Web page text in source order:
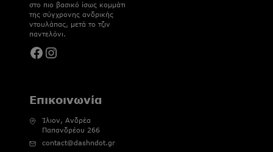
στο πιο βασικό ίσως κομμάτι
της σύγχρονης ανδρικής
ντουλάπας, μετά το τζιν
παντελόνι.
Facebook
Instagram
Επικοινωνία
Ίλιον, Ανδρέα
Παπανδρέου 266
contact@dashndot.gr